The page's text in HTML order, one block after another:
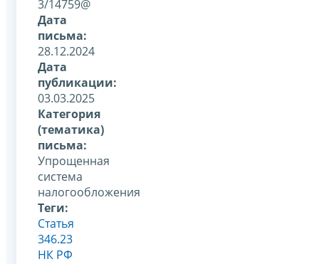
3/14759@
Дата
письма:
28.12.2024
Дата
публикации:
03.03.2025
Категория
(тематика)
письма:
Упрощенная
система
налогообложения
Теги:
Статья
346.23
НК РФ